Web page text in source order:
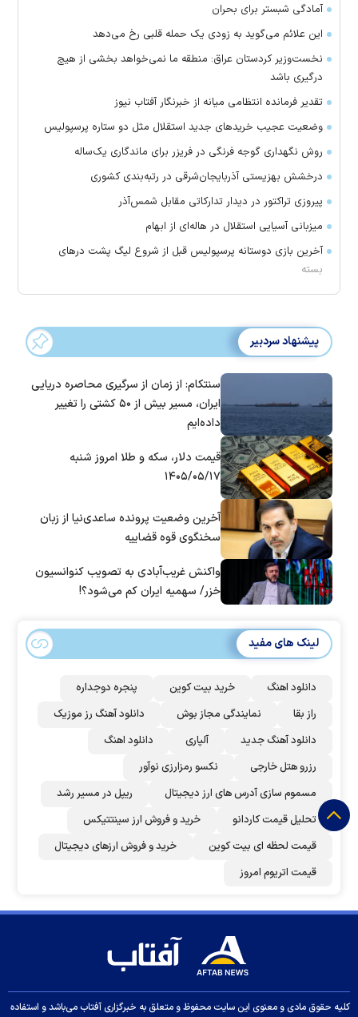
آمادگی شبستر برای بحران
این علائم می‌گوید به زودی یک حمله قلبی رخ می‌دهد
نخست‌وزیر کردستان عراق: منطقه ما نمی‌خواهد بخشی از هیچ
درگیری باشد
تقدیر فرمانده انتظامی میانه از خبرنگار آفتاب نیوز
وضعیت عجیب خرید‌های جدید استقلال مثل دو ستاره پرسپولیس
روش نگهداری گوجه فرنگی در فریزر برای ماندگاری یک‌ساله
درخشش بهزیستی آذربایجان‌شرقی در رتبه‌بندی کشوری
پیروزی تراکتور در دیدار تدارکاتی مقابل شمس‌آذر
میزبانی آسیایی استقلال در هاله‌ای از ابهام
آخرین بازی دوستانه پرسپولیس قبل از شروع لیگ پشت در‌های
بسته
پیشنهاد سردبیر
سنتکام: از زمان از سرگیری محاصره دریایی
ایران، مسیر بیش از ۵۰ کشتی را تغییر
داده‌ایم
قیمت دلار، سکه و طلا امروز شنبه
۱۴۰۵/۰۵/۱۷
آخرین وضعیت پرونده ساعدی‌نیا از زبان
سخنگوی قوه قضاییه
واکنش غریب‌آبادی به تصویب کنوانسیون
خزر/ سهمیه ایران کم می‌شود؟!
لینک های مفید
دانلود اهنگ خرید بیت کوین
پنجره دوجداره
راز بقا
نمایندگی مجاز بوش
دانلود آهنگ رز‌ موزیک
دانلود آهنگ جدید
آلپاری
دانلود اهنگ
رزرو هتل خارجی
نکسو رمزارزی نوآور
مسموم سازی آدرس های ارز دیجیتال
ریپل در مسیر رشد
تحلیل قیمت کاردانو
خرید و فروش ارز سینتتیکس
قیمت لحظه ای بیت کوین
خرید و فروش ارزهای دیجیتال
قیمت اتریوم امروز
کلیه حقوق مادی و معنوی این سایت محفوظ و متعلق به خبرگزاری آفتاب می‌باشد و استفاده